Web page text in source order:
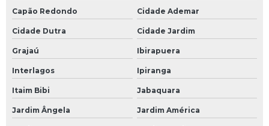
Calibração de medidores de vazão em campo
Calibração medidor de vazão ultrassonico
Calibração pressão
Calibração rbc
Calibração volumétrica
Certificação de instrumentos de medição
Capão Redondo Cidade Ademar
Cidade Dutra Cidade Jardim
Grajaú Ibirapuera
Interlagos Ipiranga
Itaim Bibi Jabaquara
Jardim Ângela Jardim América